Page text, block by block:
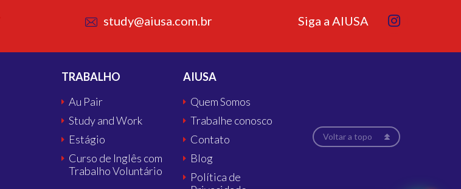
study@aiusa.com.br Siga a AIUSA
TRABALHO
Au Pair
Study and Work
Estágio
Curso de Inglês com
Trabalho Voluntário
AIUSA
Quem Somos
Trabalhe conosco
Contato
Blog
Política de
Voltar a topo